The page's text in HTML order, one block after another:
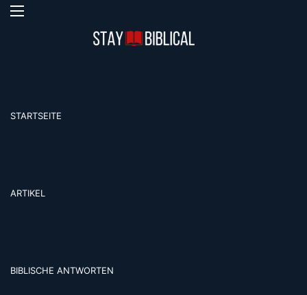
STARTSEITE
ARTIKEL
BIBLISCHE ANTWORTEN